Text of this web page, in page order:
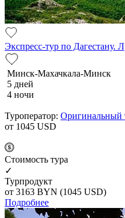
Экспресс-тур по Дагестану.
Минск-Махачкала-Минск
5 дней
4 ночи
Туроператор: Оригинальный
от 1045 USD
Cтоимость тура
✓
Турпродукт
от 3163 BYN (1045 USD)
Подробнее